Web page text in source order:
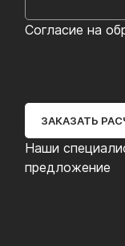
Наши
предложение
Согласие на
ЗАКАЗАТЬ